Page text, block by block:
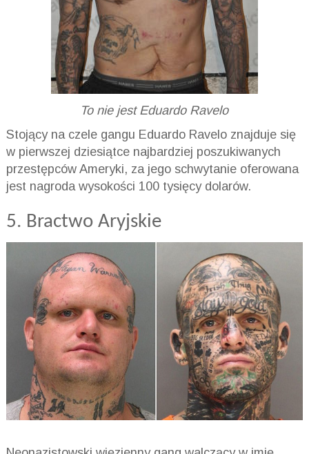
To nie jest Eduardo Ravelo
Stojący na czele gangu Eduardo Ravelo znajduje się
w pierwszej dziesiątce najbardziej poszukiwanych
przestępców Ameryki, za jego schwytanie oferowana
jest nagroda wysokości 100 tysięcy dolarów.
5. Bractwo Aryjskie